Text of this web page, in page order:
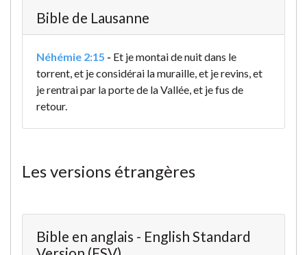
Bible de Lausanne
Néhémie 2:15 - Et je montai de nuit dans le
torrent, et je considérai la muraille, et je revins, et
je rentrai par la porte de la Vallée, et je fus de
retour.
Les versions étrangères
Bible en anglais - English Standard